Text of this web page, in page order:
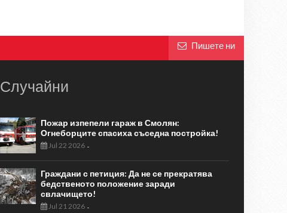
Пишете ни
Случайни
Пожар изпепели гараж в Смолян:
Огнеборците спасиха съседна постройка!
Jul 22 2026-
Граждани с петиция: Да не се прекратява
бедственото положение заради
свлачището!
Jul 21 2026-